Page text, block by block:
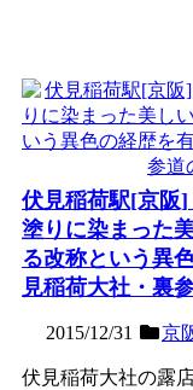
伏見稲荷駅[京阪
塗りに染まった
る改称という異
見稲荷大社・裏
2015/12/31 京
伏見稲荷大社の露